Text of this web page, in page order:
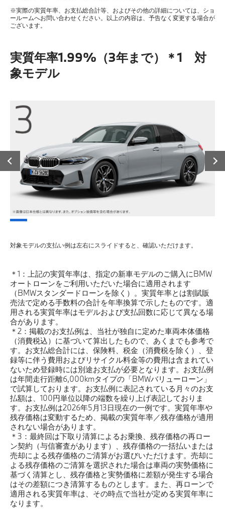
※実際の実質年率、お支払総合計等、およびその他の詳細については、ショ
ールームへお問い合わせください。以上の内容は、予告なく変更する場合が
ございます。
実質年率1.99%（3年まで）＊1 対
象モデル
対象モデルの支払い例は左右にスライドすると、確認いただけます。
＊1：上記の実質年率は、指定の新車モデルのご購入にBMW
オートローンをご利用いただいた場合に適用されます
（BMWスタンダードローンを除く）。実質年率とは割賦販
売法で定める手数料の合計を年率換算で示したものです。適
用される実質年率はモデルおよび支払回数に応じて異なる場
合があります。
＊2：掲載のお支払例は、当社が独自に定めた車両本体価格
（消費税込）に基づいて算出したもので、あくまでも参考で
す。お支払総合計には、保険料、税金（消費税を除く）、登
録等に伴う費用およびリサイクル料金等の費用は含まれてい
ないため登録時には別途お支払が必要となります。お支払例
は年間走行距離6,000kmタイプの「BMWバリューローン」
で試算しております。お支払例に表記されている月々のお支
払額は、100円単位以降の端数を繰り上げ表記しておりま
す。お支払例は2026年5月13日現在の一例です。実質年率や
残存価格は変動するため、掲載の実質年率／残存価格が適用
されない場合があります。
＊3：最終回は下取り清算によるお乗換、残存価格の再ロー
ン契約（与信審査があります）、残存価格の一括払いまたは
売却による残存価格のご清算がお選びいただけます。売却に
よる残存価格のご清算を選択された場合は車両の実勢価格に
基づく清算とし、残存価格と実勢価格に差額が発生する場合
はその差額につき清算するものとします。また、再ローンで
適用される実質年率は、その時点で当社が定める実質年率に
なります。